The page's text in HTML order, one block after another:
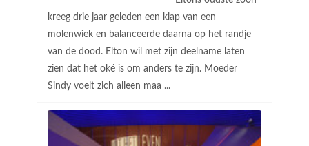
kreeg drie jaar geleden een klap van een
molenwiek en balanceerde daarna op het randje
van de dood. Elton wil met zijn deelname laten
zien dat het oké is om anders te zijn. Moeder
Sindy voelt zich alleen maa ...